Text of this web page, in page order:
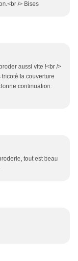
/> Bises
aussi vite !<br />
tricoté la couverture
continuation.
tout est beau